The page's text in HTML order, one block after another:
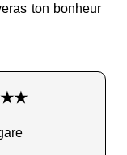
ton bonheur
★★